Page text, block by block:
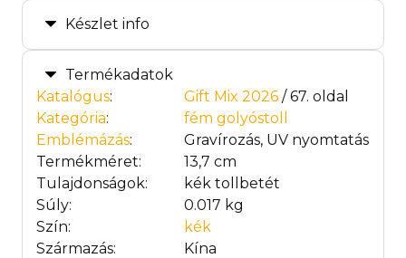
Készlet info
Termékadatok
Katalógus: Gift Mix 2026 / 67. oldal
Kategória:
fém golyóstoll
Emblémázás:
Gravírozás, UV nyomtatás
Termékméret:
13,7 cm
Tulajdonságok:
kék tollbetét
Súly:
0.017 kg
Szín:
kék
Származás:
Kína